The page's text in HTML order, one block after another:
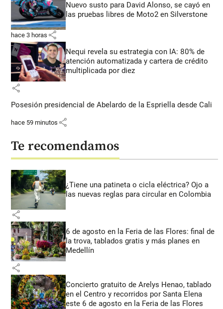
Nuevo susto para David Alonso, se cayó en
las pruebas libres de Moto2 en Silverstone
hace 3 horas share
Nequi revela su estrategia con IA: 80% de
atención automatizada y cartera de crédito
multiplicada por diez
share
Posesión presidencial de Abelardo de la Espriella desde Cali
hace 59 minutos share
Te recomendamos
¿Tiene una patineta o cicla eléctrica? Ojo a
las nuevas reglas para circular en Colombia
share
6 de agosto en la Feria de las Flores: final de
la trova, tablados gratis y más planes en
Medellín
share
Concierto gratuito de Arelys Henao, tablado
en el Centro y recorridos por Santa Elena
este 6 de agosto en la Feria de las Flores